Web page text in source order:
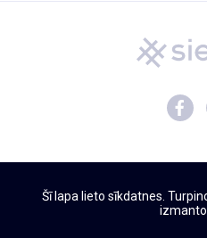
Šī lapa lieto sīkdatnes.Par